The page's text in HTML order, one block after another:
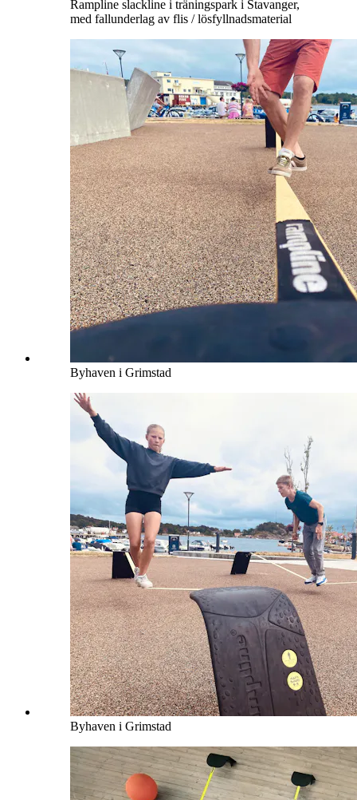
Rampline slackline i träningspark i Stavanger,
med fallunderlag av flis / lösfyllnadsmaterial
Byhaven i Grimstad
Byhaven i Grimstad